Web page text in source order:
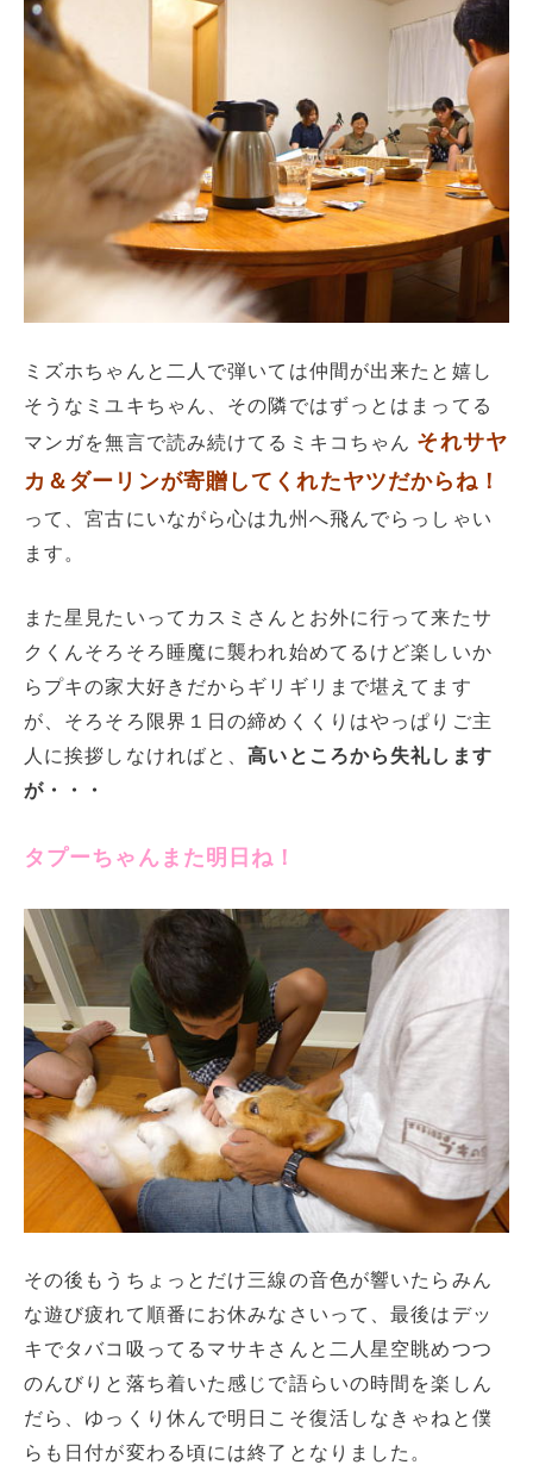
ミズホちゃんと二人で弾いては仲間が出来たと嬉し
そうなミユキちゃん、その隣ではずっとはまってる
マンガを無言で読み続けてるミキコちゃん それサヤ
カ＆ダーリンが寄贈してくれたヤツだからね！
って、宮古にいながら心は九州へ飛んでらっしゃい
ます。
また星見たいってカスミさんとお外に行って来たサ
クくんそろそろ睡魔に襲われ始めてるけど楽しいか
らプキの家大好きだからギリギリまで堪えてます
が、そろそろ限界１日の締めくくりはやっぱりご主
人に挨拶しなければと、高いところから失礼します
が・・・
タプーちゃんまた明日ね！
その後もうちょっとだけ三線の音色が響いたらみん
な遊び疲れて順番にお休みなさいって、最後はデッ
キでタバコ吸ってるマサキさんと二人星空眺めつつ
のんびりと落ち着いた感じで語らいの時間を楽しん
だら、ゆっくり休んで明日こそ復活しなきゃねと僕
らも日付が変わる頃には終了となりました。